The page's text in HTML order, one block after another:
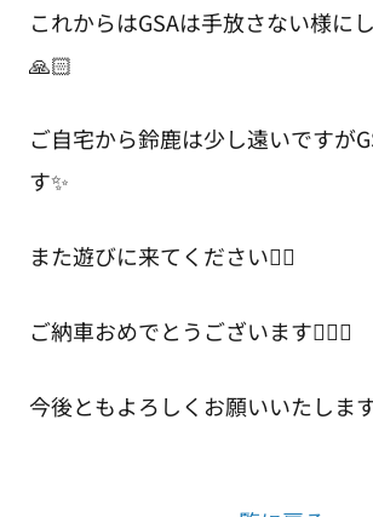
これからはGSAは手放さない様に
🙏🏻
ご自宅から鈴鹿は少し遠いですが
す✨
また遊びに来てください✌🏻
ご納車おめでとうございます🙇🏻‍♂️
今後ともよろしくお願いいたしま